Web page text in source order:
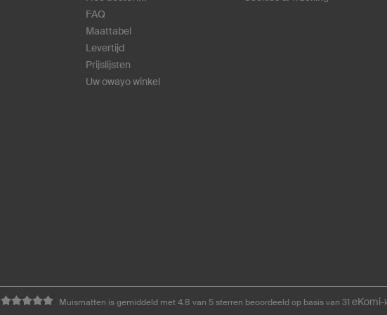
FAQ
Maattabel
Levertijd
Prijslijsten
Uw owayo winkel
Muismatten is gemiddeld met 4.8 van 5 sterren beoordeeld op basis van 31 eKomi-